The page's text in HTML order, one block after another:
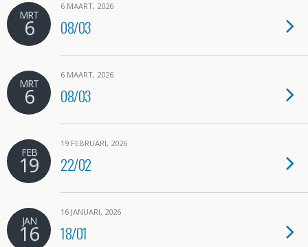
MRT
6
6 MAART, 2026
08/03
MRT
6
6 MAART, 2026
08/03
FEB
19
19 FEBRUARI, 2026
22/02
JAN
16
16 JANUARI, 2026
18/01